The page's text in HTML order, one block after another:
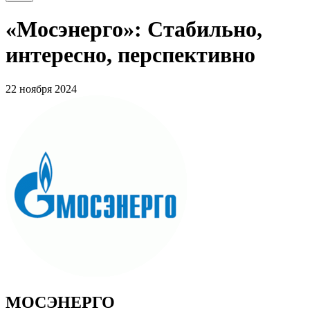
«Мосэнерго»: Стабильно,
интересно, перспективно
22 ноября 2024
МОСЭНЕРГО